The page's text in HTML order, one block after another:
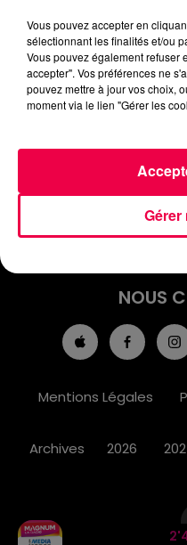
NOUS
Mentions Légales
Archives 2026
Vous pouvez accepter en
sélectionnant les finalités et/ou
Vous pouvez également refuser
accepter". Vos préférences ne
pouvez mettre à jour vos choix,
moment via le lien "Gérer les
Gérer